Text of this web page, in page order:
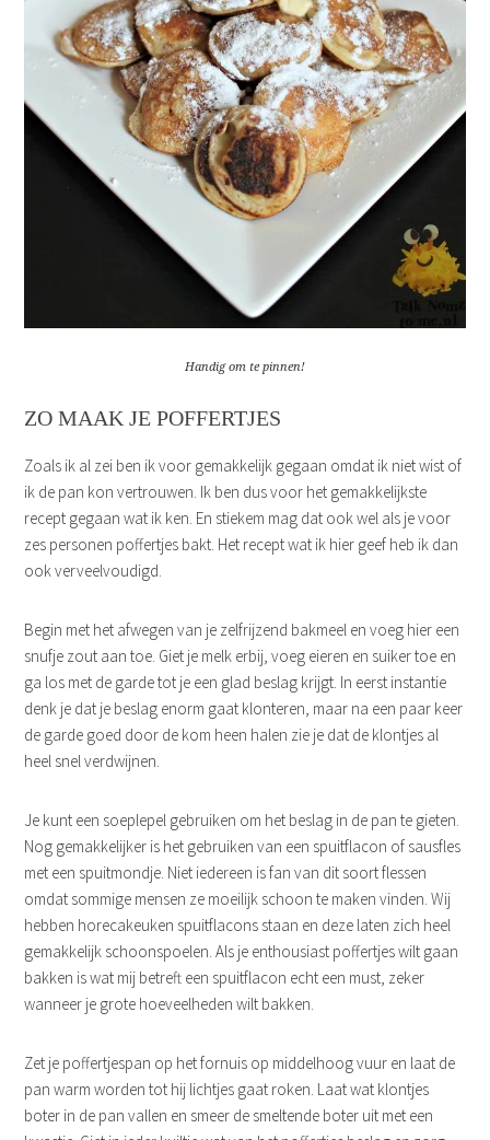
Handig om te pinnen!
ZO MAAK JE POFFERTJES
Zoals ik al zei ben ik voor gemakkelijk gegaan omdat ik niet wist of
ik de pan kon vertrouwen. Ik ben dus voor het gemakkelijkste
recept gegaan wat ik ken. En stiekem mag dat ook wel als je voor
zes personen poffertjes bakt. Het recept wat ik hier geef heb ik dan
ook verveelvoudigd.
Begin met het afwegen van je zelfrijzend bakmeel en voeg hier een
snufje zout aan toe. Giet je melk erbij, voeg eieren en suiker toe en
ga los met de garde tot je een glad beslag krijgt. In eerst instantie
denk je dat je beslag enorm gaat klonteren, maar na een paar keer
de garde goed door de kom heen halen zie je dat de klontjes al
heel snel verdwijnen.
Je kunt een soeplepel gebruiken om het beslag in de pan te gieten.
Nog gemakkelijker is het gebruiken van een spuitflacon of sausfles
met een spuitmondje. Niet iedereen is fan van dit soort flessen
omdat sommige mensen ze moeilijk schoon te maken vinden. Wij
hebben horecakeuken spuitflacons staan en deze laten zich heel
gemakkelijk schoonspoelen. Als je enthousiast poffertjes wilt gaan
bakken is wat mij betreft een spuitflacon echt een must, zeker
wanneer je grote hoeveelheden wilt bakken.
Zet je poffertjespan op het fornuis op middelhoog vuur en laat de
pan warm worden tot hij lichtjes gaat roken. Laat wat klontjes
boter in de pan vallen en smeer de smeltende boter uit met een